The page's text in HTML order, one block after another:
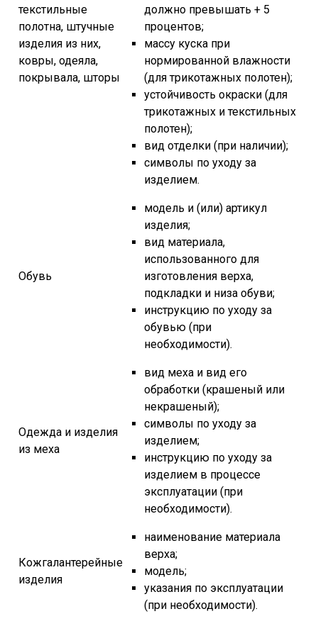
текстильные
полотна, штучные
изделия из них,
ковры, одеяла,
покрывала, шторы
должно превышать + 5
процентов;
массу куска при
нормированной влажности
(для трикотажных полотен);
устойчивость окраски (для
трикотажных и текстильных
полотен);
вид отделки (при наличии);
символы по уходу за
изделием.
Обувь
модель и (или) артикул
изделия;
вид материала,
использованного для
изготовления верха,
подкладки и низа обуви;
инструкцию по уходу за
обувью (при
необходимости).
Одежда и изделия
из меха
вид меха и вид его
обработки (крашеный или
некрашеный);
символы по уходу за
изделием;
инструкцию по уходу за
изделием в процессе
эксплуатации (при
необходимости).
Кожгалантерейные
изделия
наименование материала
верха;
модель;
указания по эксплуатации
(при необходимости).